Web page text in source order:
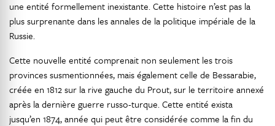
une entité formellement inexistante. Cette histoire n’est pas la
plus surprenante dans les annales de la politique impériale de la
Russie.
Cette nouvelle entité comprenait non seulement les trois
provinces susmentionnées, mais également celle de Bessarabie,
créée en 1812 sur la rive gauche du Prout, sur le territoire annexé
après la dernière guerre russo-turque. Cette entité exista
jusqu’en 1874, année qui peut être considérée comme la fin du